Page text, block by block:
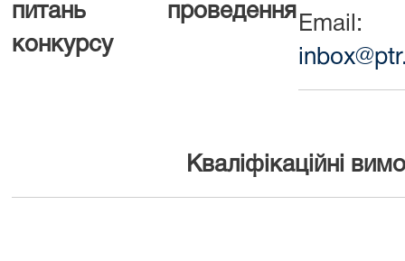
питань проведення
конкурсу
Email:
Кваліфікаційні